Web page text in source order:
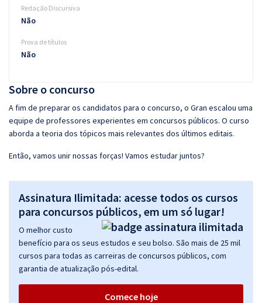
Sobre o concurso
A fim de preparar os candidatos para o concurso, o Gran escalou uma
equipe de professores experientes em concursos públicos. O curso
aborda a teoria dos tópicos mais relevantes dos últimos editais.
Então, vamos unir nossas forças! Vamos estudar juntos?
Assinatura Ilimitada: acesse todos os cursos
para concursos públicos, em um só lugar!
O melhor custo
benefício para os seus estudos e seu bolso. São mais de 25 mil
cursos para todas as carreiras de concursos públicos, com
garantia de atualização pós-edital.
Comece hoje
Redação Discursiva
Não
Prova de títulos
Não